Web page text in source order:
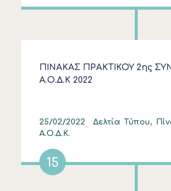
ΠΙΝΑΚΑΣ ΠΡΑΚΤΙΚΟΥ 2ης
Α.Ο.Δ.Κ 2022
25/02/2022 Δελτία Τύπου,
Α.Ο.Δ.Κ.
15